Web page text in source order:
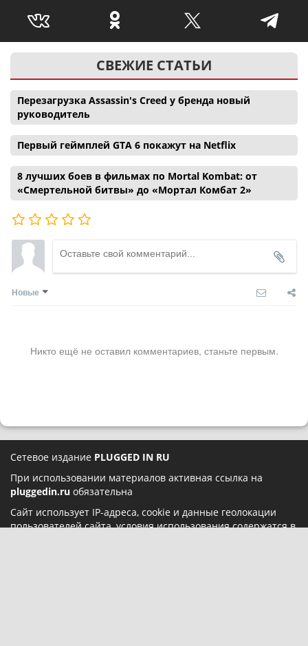
СВЕЖИЕ СТАТЬИ
Перезагрузка Assassin's Creed у бренда новый
руководитель
Первый геймплей GTA 6 покажут на Netflix
8 лучших боев в фильмах по Mortal Kombat: от
«Смертельной битвы» до «Мортал Комбат 2»
Новые
Никто ещё не оставил комментариев, станьте первым.
Сетевое издание PLUGGED IN RU
При использовании материалов активная ссылка на
pluggedin.ru обязательна
Сайт использует IP-адреса, cookie и данные геолокации
пользователей сайта, условия использования содержатся в